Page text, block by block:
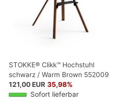
STOKKE® Clikk™ Hochstuhl
schwarz / Warm Brown 552009
121,00 EUR 35,98%
Sofort lieferbar